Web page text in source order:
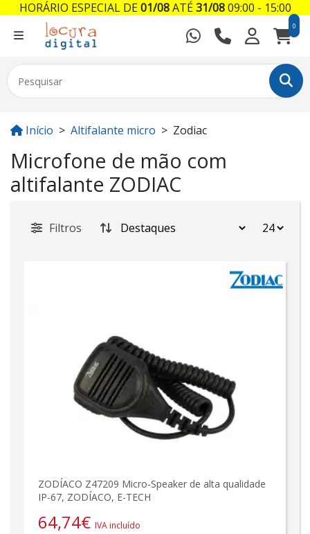
0
Início Altifalante micro Zodiac
Microfone de mão com
altifalante ZODIAC
Filtros
ZODÍACO Z47209 Micro-Speaker de alta qualidade
IP-67, ZODÍACO, E-TECH
64,74€ IVA incluído
HORÁRIO ESPECIAL DE01/08ATÉ31/0809:00 - 15:00